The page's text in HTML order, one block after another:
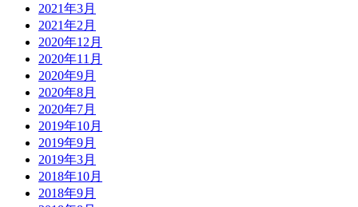
2021年3月
2021年2月
2020年12月
2020年11月
2020年9月
2020年8月
2020年7月
2019年10月
2019年9月
2019年3月
2018年10月
2018年9月